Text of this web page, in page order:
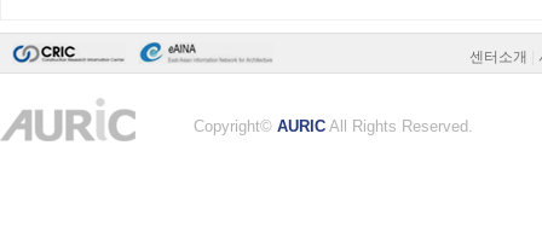
센터소개
Copyright© AURIC All Rights Reserved.